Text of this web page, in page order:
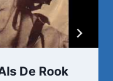
De Rook